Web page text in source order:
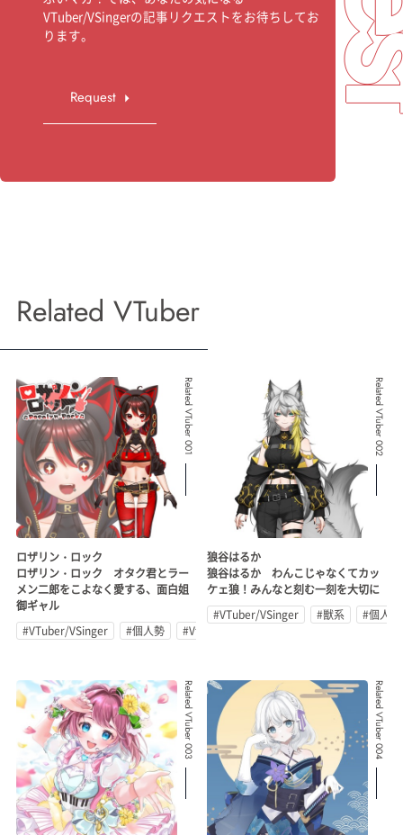
VTuber/VSingerの記事リクエストをお待ちしてお
ります。
Request
Related VTuber
Related VTuber 001
ロザリン・ロック
ロザリン・ロック オタク君とラー
メン二郎をこよなく愛する、面白姐
御ギャル
#VTuber/VSinger
#個人勢 #Vtuberグループ
Related VTuber 002
狼谷はるか
狼谷はるか わんこじゃなくてカッ
ケェ狼！みんなと刻む一刻を大切に
#VTuber/VSinger
#獣系 #個人勢
Related VTuber 003 Related VTuber 004